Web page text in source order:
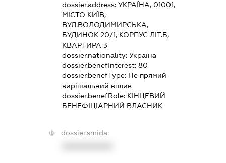
dossier.address:УКРАЇНА, 01001,
МІСТО КИЇВ,
ВУЛ.ВОЛОДИМИРСЬКА,
БУДИНОК 20/1, КОРПУС ЛІТ.Б,
КВАРТИРА 3
dossier.nationality:Україна
dossier.benefInterest:80
dossier.benefType: Не прямий
вирішальний вплив
dossier.benefRole: КІНЦЕВИЙ
БЕНЕФІЦІАРНИЙ ВЛАСНИК
dossier.smida: